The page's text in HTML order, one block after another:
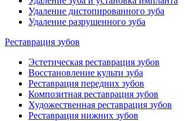
Удаление дистопированного зуба
Удаление разрушенного зуба
Реставрация зубов
Эстетическая реставрация зубов
Восстановление культи зуба
Реставрация передних зубов
Композитная реставрация зубов
Художественная реставрация зубов
Реставрация нижних зубов